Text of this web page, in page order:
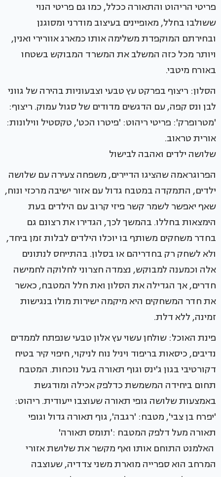
פריטי הריהוט והתאורה ככלל, כמו גם פריטי הנוי
ששולבו בחלל, מאופיינים בעיצוב מודרני ומסוגנן
ובחירתם המוקפדת משלימה אותו כמארג אוורירי ואנין,
ויותר מכל כזה המשלב את המשרד המבוקש בשטחו
באורח מיטבי.
הסלון: ריצוף בפרקט עץ טבעי וצבעוניות בהירה של גווני
לבן ונס קפה, עם הדגשים מדודים של סגול עמוק. ריצוף:
'מטרופרק': פריטי ריהוט: 'פיטרו הכט', טקסטיל ווילונות:
אורית טראוב.
שלושה ילדים ואהבה לבישול
הפרוגראמה שהציגו הדיירים, משפחה צעירה עם שלושה
ילדים, התמקדה במטבח גדול עם אזור ישיבה מרכזי ונוח,
שאף יאפשר לשמר קשר פיזי קרוב עם הילדים בעת
הימצאות בחללו. בהמשך לכך, הגדירו את רצונם גם
בחדר משחקים משותף בו יוכלו הילדים לבלות זמן ביחד,
ולא לשחק רק בחדריהם או בסלון. בהתייחס לנתונים
אלה וכמענה למבוקש, נצמדה חצרוני לחלוקה לחמישה
חדרים, אך הגדילה את הסלון ואת חלל המטבח, כאשר
את חדר המשחקים היא מיקמה ישירות מולו בנגישות
זמינה, ללא דלת.
פינת האוכל: שולחן עשוי עץ אלון טבעי שנפתח לממדים
נדיבים, כיסאות בריפוד ויניל נוח לניקוי, חיפוי קיר בטיח
דקורטיבי בגון ג'ינס וגוף תאורה בעל נוכחות. המטבח
תחום ביחידה המשמשת כדלפק אכילה ומודגשת
באמצעות שלושה גופי תאורה שעוצבו ייעודית. ריהוט:
'יפרח בן צבי', מטבח: 'רגבה', גוף תאורה גדול וגופי
תאורה מעל דלפק המטבח :'תומס תאורה'
האלמנט התוחם אותו ואף מקשר את שלושת אזורי
המרחב הוא ספרייה מוארת משני צדדיה, שעוצבה